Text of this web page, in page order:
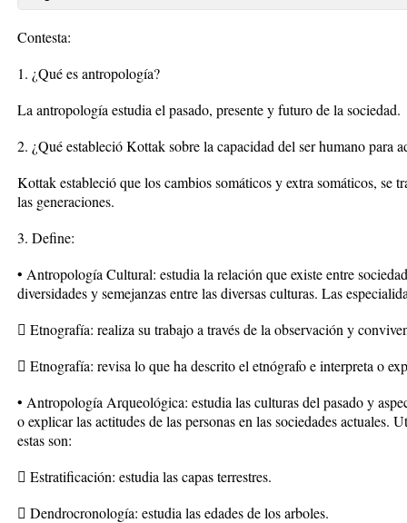
Contesta:
1. ¿Qué es antropología?
La antropología estudia el pasado, presente y futuro de la sociedad.
2. ¿Qué estableció Kottak sobre la capacidad del ser humano para
Kottak estableció que los cambios somáticos y extra somáticos, se
las generaciones.
3. Define:
• Antropología Cultural: estudia la relación que existe entre
diversidades y semejanzas entre las diversas culturas. Las
 Etnografía: realiza su trabajo a través de la observación y
 Etnografía: revisa lo que ha descrito el etnógrafo e interpreta o
• Antropología Arqueológica: estudia las culturas del pasado y
o explicar las actitudes de las personas en las sociedades actuales.
estas son:
 Estratificación: estudia las capas terrestres.
 Dendrocronología: estudia las edades de los arboles.